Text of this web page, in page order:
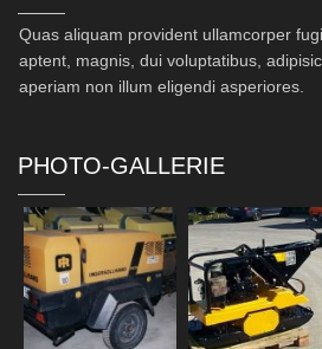
Quas aliquam provident ullamcorper
aptent, magnis, dui voluptatibus,
aperiam non illum eligendi asperiores.
PHOTO-GALLERIE